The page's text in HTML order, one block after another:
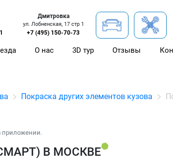
Дмитровка
ул. Лобненская, 17 стр 1
+7 (495) 150-70-73
О нас 3D тур Отзывы
Покраска других элементов кузова
приложении.
В МОСКВЕ